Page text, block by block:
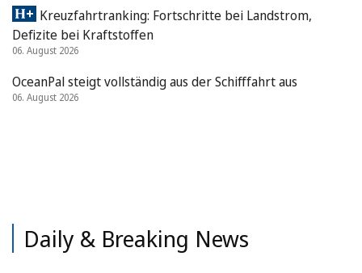
Kreuzfahrtranking: Fortschritte bei Landstrom,
Defizite bei Kraftstoffen
06. August 2026
OceanPal steigt vollständig aus der Schifffahrt aus
06. August 2026
Daily & Breaking News